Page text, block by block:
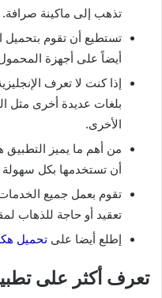
تذهب إلى ماكينة صرافة.
تستطيع أن تقوم بتحميل
أيضاً على أجهزة
إذا كنت لا تعرف
بلغات عديدة أخرى مثل
الأخرى.
من أهم ما يميز التطبيق
أن تستخدمها بكل
تقوم بعمل جميع
تعقيد أو حاجة للذهاب
إطلع أيضا على تحميل
تعرف أكثر على